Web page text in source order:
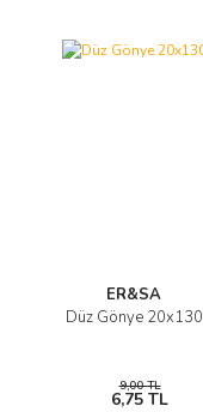
ER&SA
Düz Gönye 20x130
9,00 TL
6,75 TL